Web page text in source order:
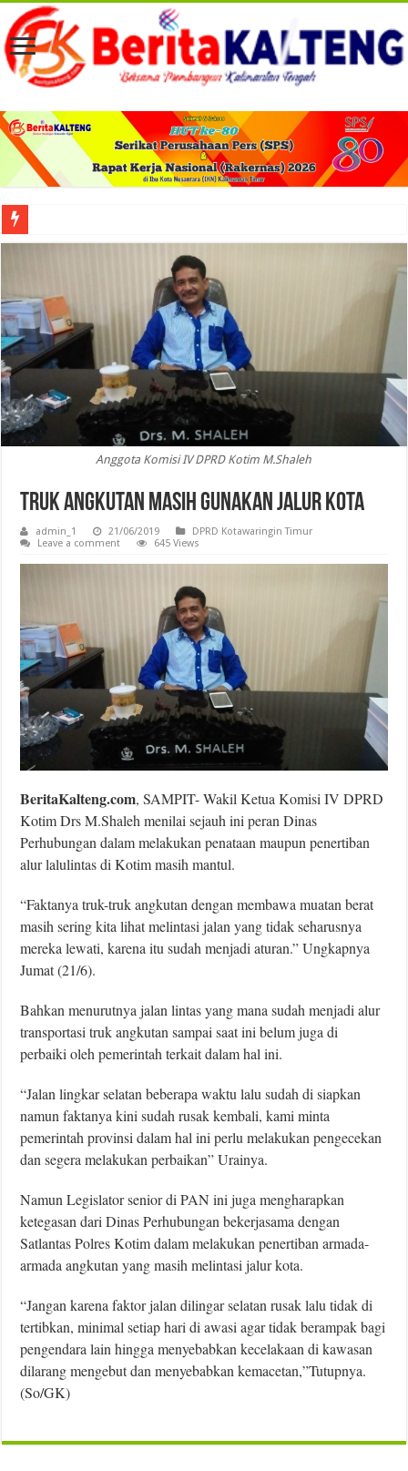
Anggota Komisi IV DPRD Kotim M.Shaleh
Truk Angkutan Masih Gunakan Jalur Kota
admin_1 21/06/2019
DPRD Kotawaringin Timur
Leave a comment
645 Views
BeritaKalteng.com, SAMPIT- Wakil Ketua Komisi IV DPRD
Kotim Drs M.Shaleh menilai sejauh ini peran Dinas
Perhubungan dalam melakukan penataan maupun penertiban
alur lalulintas di Kotim masih mantul.
“Faktanya truk-truk angkutan dengan membawa muatan berat
masih sering kita lihat melintasi jalan yang tidak seharusnya
mereka lewati, karena itu sudah menjadi aturan.” Ungkapnya
Jumat (21/6).
Bahkan menurutnya jalan lintas yang mana sudah menjadi alur
transportasi truk angkutan sampai saat ini belum juga di
perbaiki oleh pemerintah terkait dalam hal ini.
“Jalan lingkar selatan beberapa waktu lalu sudah di siapkan
namun faktanya kini sudah rusak kembali, kami minta
pemerintah provinsi dalam hal ini perlu melakukan pengecekan
dan segera melakukan perbaikan” Urainya.
Namun Legislator senior di PAN ini juga mengharapkan
ketegasan dari Dinas Perhubungan bekerjasama dengan
Satlantas Polres Kotim dalam melakukan penertiban armada-
armada angkutan yang masih melintasi jalur kota.
“Jangan karena faktor jalan dilingar selatan rusak lalu tidak di
tertibkan, minimal setiap hari di awasi agar tidak berampak bagi
pengendara lain hingga menyebabkan kecelakaan di kawasan
dilarang mengebut dan menyebabkan kemacetan,”Tutupnya.
(So/GK)